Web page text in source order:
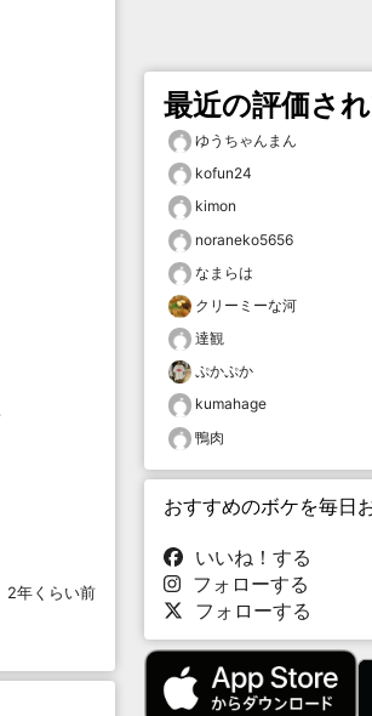
2年くらい前
最近の評価さ
ゆうちゃんまん
kofun24
kimon
noraneko5656
なまらは
クリーミーな河
達観
ぷかぷか
kumahage
鴨肉
おすすめのボケを毎日
いいね！する
フォローする
フォローする